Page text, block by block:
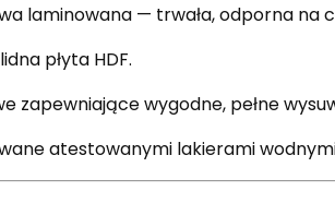
laminowana — trwała, odporna na
płyta HDF.
zapewniające wygodne, pełne
atestowanymi lakierami